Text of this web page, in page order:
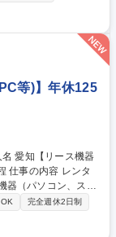
リアの
ンス提案を行いま
、決算書の読み込み
ローまで一貫して担
ク管理に基づく与
ムの構築が求められ
【東
スキルを活かせる★
等)】年休125
器（パソコン、スマ
スを行う内勤のお仕
届けするための大切
完全週休2日制